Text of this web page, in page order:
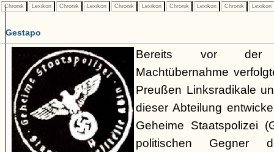
Chronik Lexikon Chronik Lexikon Chronik Lexikon Chronik Lexikon Chronik Lexikon
Gestapo
Bereits vor der
Machtübernahme
Preußen Linksradikale
dieser Abteilung
Geheime Staatspolizei
politischen Gegner